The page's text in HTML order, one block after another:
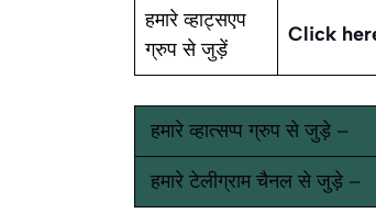
हमारे व्हाट्सएप
ग्रुप से जुड़ें
Click
हमारे व्हात्सप्प ग्रुप से जुड़े –
हमारे टेलीग्राम चैनल से जुड़े –